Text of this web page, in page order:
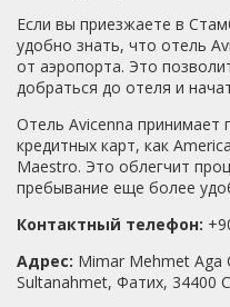
Если вы приезжаете в
удобно знать, что отель
от аэропорта. Это
добраться до отеля и
Отель Avicenna
кредитных карт, как
Maestro. Это облегчит
пребывание еще более
Контактный телефон:
Адрес: Mimar Mehmet Aga
Sultanahmet, Фатих, 34400